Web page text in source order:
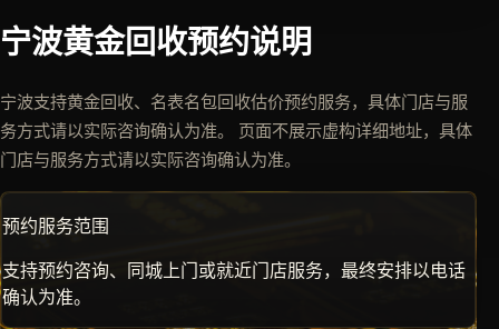
宁波黄金回收预约说明
宁波支持黄金回收、名表名包回收估价预约服务，具体门店与服
务方式请以实际咨询确认为准。 页面不展示虚构详细地址，具体
门店与服务方式请以实际咨询确认为准。
预约服务范围
支持预约咨询、同城上门或就近门店服务，最终安排以电话
确认为准。